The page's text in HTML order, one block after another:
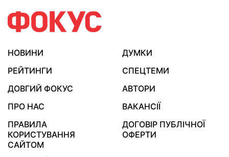
НОВИНИ
ДУМКИ
РЕЙТИНГИ
СПЕЦТЕМИ
ДОВГИЙ ФОКУС
АВТОРИ
ПРО НАС
ВАКАНСІЇ
ПРАВИЛА
КОРИСТУВАННЯ
САЙТОМ
ДОГОВІР ПУБЛІЧНОЇ
ОФЕРТИ